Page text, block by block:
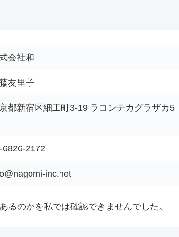
会社和
友里子
都新宿区細工町3-19 ラコンテカグラザカ5
6826-2172
inc.net
るのかを私では確認できませんでした。